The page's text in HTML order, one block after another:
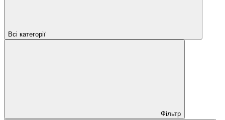
Всі категорії
Фільтр